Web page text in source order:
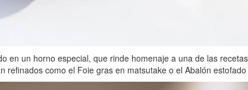
en un horno especial, que rinde homenaje a una de las
como el Foie gras en matsutake o el Abalón